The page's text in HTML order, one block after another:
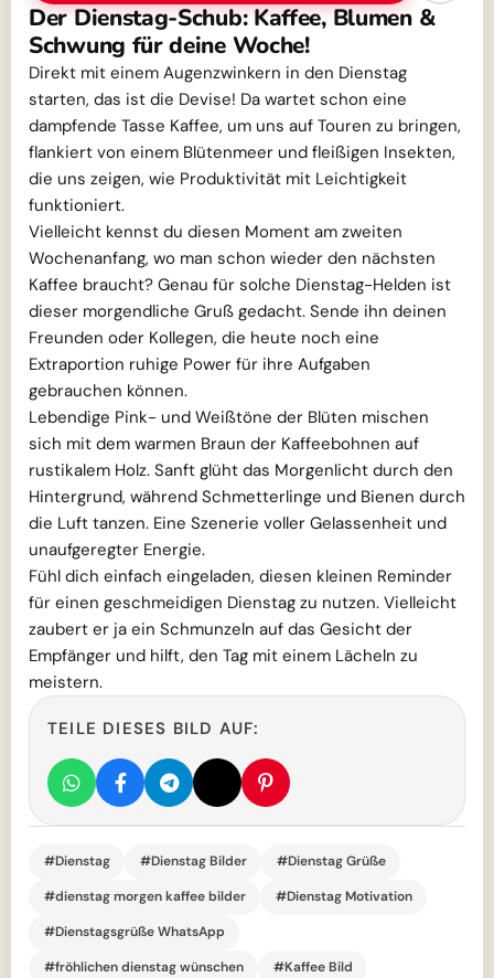
Der Dienstag-Schub: Kaffee, Blumen &
Schwung für deine Woche!
Direkt mit einem Augenzwinkern in den Dienstag
starten, das ist die Devise! Da wartet schon eine
dampfende Tasse Kaffee, um uns auf Touren zu bringen,
flankiert von einem Blütenmeer und fleißigen Insekten,
die uns zeigen, wie Produktivität mit Leichtigkeit
funktioniert.
Vielleicht kennst du diesen Moment am zweiten
Wochenanfang, wo man schon wieder den nächsten
Kaffee braucht? Genau für solche Dienstag-Helden ist
dieser morgendliche Gruß gedacht. Sende ihn deinen
Freunden oder Kollegen, die heute noch eine
Extraportion ruhige Power für ihre Aufgaben
gebrauchen können.
Lebendige Pink- und Weißtöne der Blüten mischen
sich mit dem warmen Braun der Kaffeebohnen auf
rustikalem Holz. Sanft glüht das Morgenlicht durch den
Hintergrund, während Schmetterlinge und Bienen durch
die Luft tanzen. Eine Szenerie voller Gelassenheit und
unaufgeregter Energie.
Fühl dich einfach eingeladen, diesen kleinen Reminder
für einen geschmeidigen Dienstag zu nutzen. Vielleicht
zaubert er ja ein Schmunzeln auf das Gesicht der
Empfänger und hilft, den Tag mit einem Lächeln zu
meistern.
TEILE DIESES BILD AUF:
#Dienstag #Dienstag Bilder
#Dienstag Grüße
#dienstag morgen kaffee bilder
#Dienstag Motivation
#Dienstagsgrüße WhatsApp
#fröhlichen dienstag wünschen
#Kaffee Bild